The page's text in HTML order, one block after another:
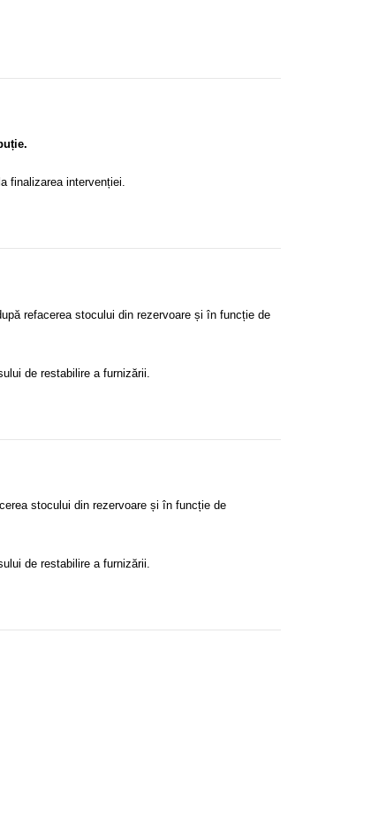
finalizarea intervenției.
refacerea stocului din rezervoare și în funcție de
de restabilire a furnizării.
stocului din rezervoare și în funcție de
de restabilire a furnizării.